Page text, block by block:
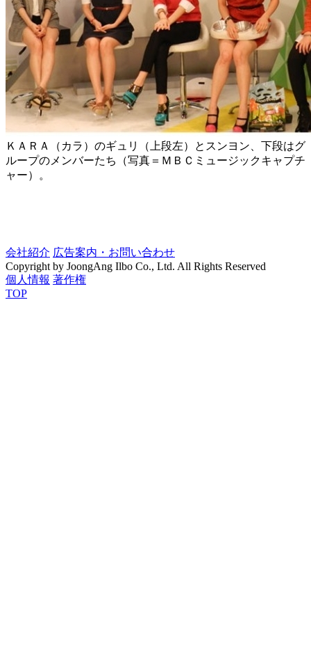
ＫＡＲＡ（カラ）のギュリ（上段左）とスンヨン、下段はグ
ループのメンバーたち（写真＝ＭＢＣミュージックキャプチ
ャー）。
会社紹介 広告案内・お問い合わせ
Copyright by JoongAng Ilbo Co., Ltd. All Rights Reserved
個人情報 著作権
TOP